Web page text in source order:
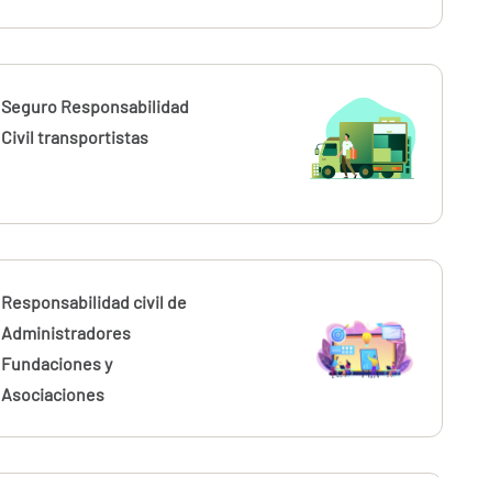
Seguro Responsabilidad
Civil transportistas
Responsabilidad civil de
Administradores
Fundaciones y
Asociaciones